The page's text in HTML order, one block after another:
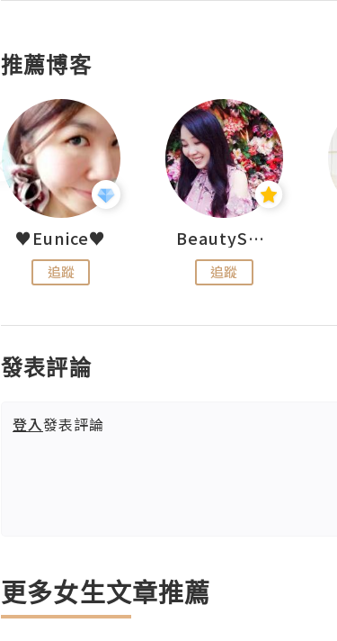
推薦博客
♥Eunice♥
追蹤
BeautySearch
追蹤
發表評論
登入發表評論
更多女生文章推薦